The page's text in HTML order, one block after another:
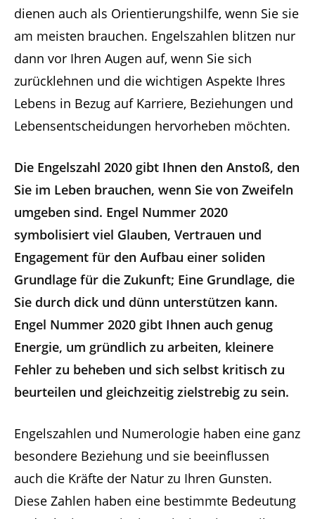
dienen auch als Orientierungshilfe, wenn Sie sie
am meisten brauchen. Engelszahlen blitzen nur
dann vor Ihren Augen auf, wenn Sie sich
zurücklehnen und die wichtigen Aspekte Ihres
Lebens in Bezug auf Karriere, Beziehungen und
Lebensentscheidungen hervorheben möchten.
Die Engelszahl 2020 gibt Ihnen den Anstoß, den
Sie im Leben brauchen, wenn Sie von Zweifeln
umgeben sind. Engel Nummer 2020
symbolisiert viel Glauben, Vertrauen und
Engagement für den Aufbau einer soliden
Grundlage für die Zukunft; Eine Grundlage, die
Sie durch dick und dünn unterstützen kann.
Engel Nummer 2020 gibt Ihnen auch genug
Energie, um gründlich zu arbeiten, kleinere
Fehler zu beheben und sich selbst kritisch zu
beurteilen und gleichzeitig zielstrebig zu sein.
Engelszahlen und Numerologie haben eine ganz
besondere Beziehung und sie beeinflussen
auch die Kräfte der Natur zu Ihren Gunsten.
Diese Zahlen haben eine bestimmte Bedeutung